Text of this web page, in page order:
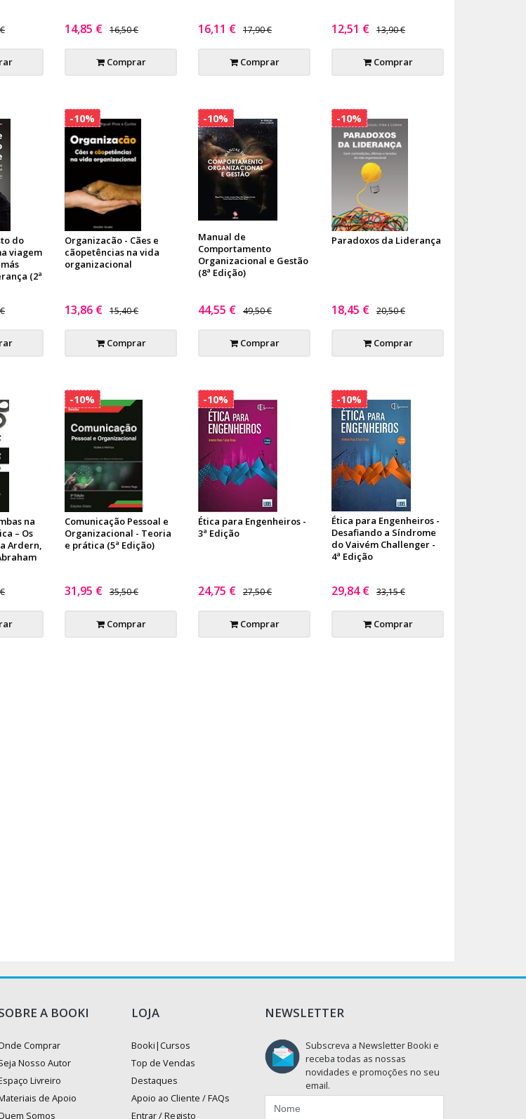
14,85 € 16,50 €
Comprar
16,11 € 17,90 €
Comprar
12,51 € 13,90 €
Comprar
do
viagem
(2ª
Organizacão - Cães e
cãopetências na vida
organizacional
13,86 € 15,40 €
Comprar
-10%
Manual de
Comportamento
Organizacional e Gestão
(8ª Edição)
44,55 € 49,50 €
Comprar
-10%
Paradoxos da Liderança
18,45 € 20,50 €
Comprar
-10%
na
– Os
Ardern,
Comunicação Pessoal e
Organizacional - Teoria
e prática (5ª Edição)
31,95 € 35,50 €
Comprar
-10%
Ética para Engenheiros -
3ª Edição
24,75 € 27,50 €
Comprar
-10%
Ética para Engenheiros -
Desafiando a Síndrome
do Vaivém Challenger -
4ª Edição
29,84 € 33,15 €
Comprar
-10%
A BOOKI
Comprar
Nosso Autor
Livreiro
de Apoio
Somos
LOJA
Booki|Cursos
Top de Vendas
Destaques
Apoio ao Cliente / FAQs
Entrar / Registo
NEWSLETTER
Subscreva a Newsletter Booki e
receba todas as nossas
novidades e promoções no seu
email.